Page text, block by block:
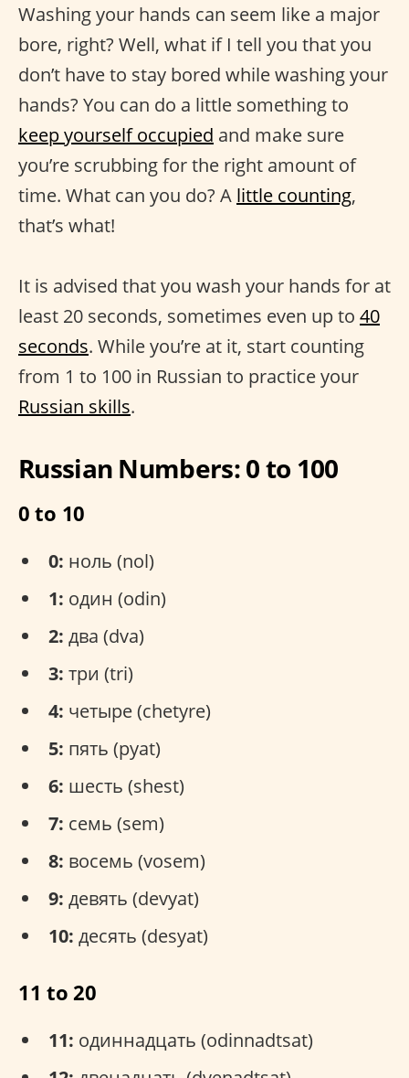
Washing your hands can seem like a major
bore, right? Well, what if I tell you that you
don’t have to stay bored while washing your
hands? You can do a little something to
keep yourself occupied and make sure
you’re scrubbing for the right amount of
time. What can you do? A little counting,
that’s what!
It is advised that you wash your hands for at
least 20 seconds, sometimes even up to 40
seconds. While you’re at it, start counting
from 1 to 100 in Russian to practice your
Russian skills.
Russian Numbers: 0 to 100
0 to 10
0: ноль (nol)
1: один (odin)
2: два (dva)
3: три (tri)
4: четыре (chetyre)
5: пять (pyat)
6: шесть (shest)
7: семь (sem)
8: восемь (vosem)
9: девять (devyat)
10: десять (desyat)
11 to 20
11: одиннадцать (odinnadtsat)